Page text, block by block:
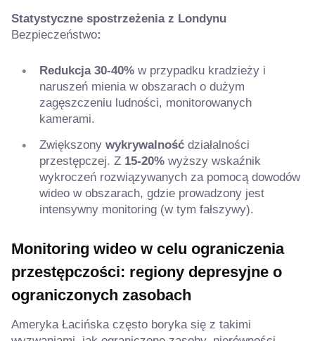
Statystyczne spostrzeżenia z Londynu
Bezpieczeństwo:
Redukcja 30-40% w przypadku kradzieży i
naruszeń mienia w obszarach o dużym
zagęszczeniu ludności, monitorowanych
kamerami.
Zwiększony wykrywalność działalności
przestępczej. Z 15-20% wyższy wskaźnik
wykroczeń rozwiązywanych za pomocą dowodów
wideo w obszarach, gdzie prowadzony jest
intensywny monitoring (w tym fałszywy).
Monitoring wideo w celu ograniczenia
przestępczości: regiony depresyjne o
ograniczonych zasobach
Ameryka Łacińska często boryka się z takimi